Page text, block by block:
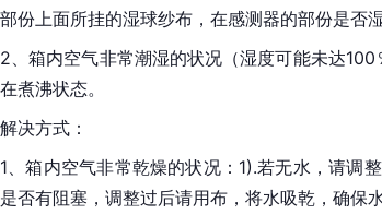
部份上面所挂的湿球纱布，在感测器的部份是否
2、箱内空气非常潮湿的状况（湿度可能未达
在煮沸状态。
解决方式：
1、箱内空气非常乾燥的状况：1).若无水，请调
是否有阻塞，调整过后请用布，将水吸乾，确保